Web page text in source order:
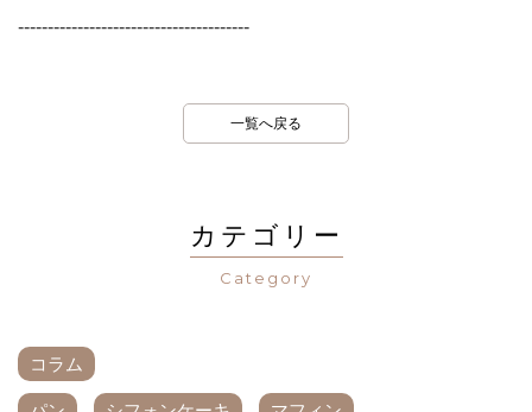
---------------------------------------
一覧へ戻る
カテゴリー
Category
コラム